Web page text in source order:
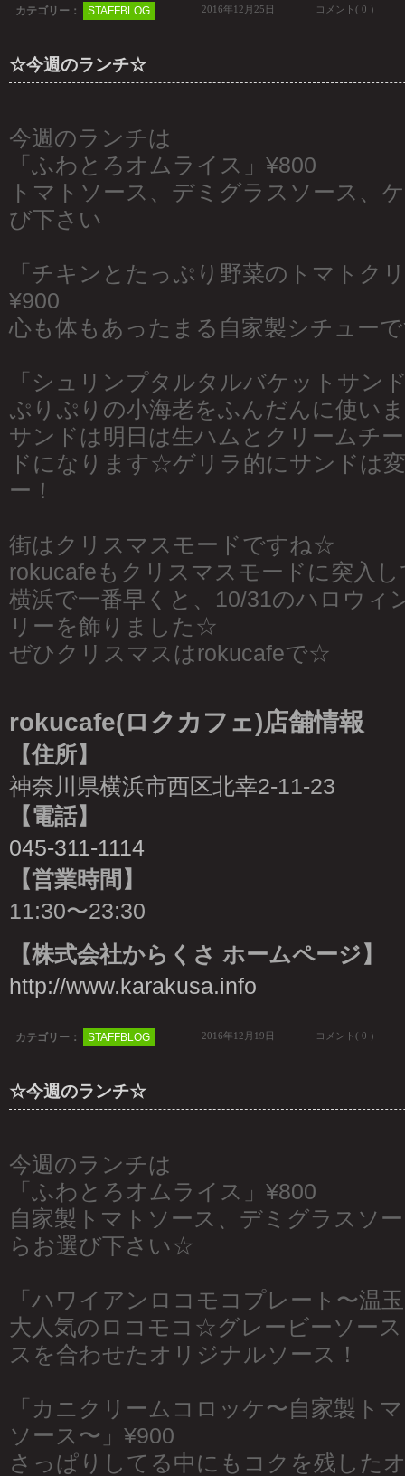
カテゴリー： STAFFBLOG 2016年12月25日 コメント( 0 ）
☆今週のランチ☆
今週のランチは
「ふわとろオムライス」¥800
トマトソース、デミグラスソース、
び下さい
「チキンとたっぷり野菜のトマトク
¥900
心も体もあったまる自家製シチュー
「シュリンプタルタルバケットサン
ぷりぷりの小海老をふんだんに使い
サンドは明日は生ハムとクリームチ
ドになります☆ゲリラ的にサンドは
ー！
街はクリスマスモードですね☆
rokucafeもクリスマスモードに突入
横浜で一番早くと、10/31のハロウィ
リーを飾りました☆
ぜひクリスマスはrokucafeで☆
rokucafe(ロクカフェ)店舗情報
【住所】
神奈川県横浜市西区北幸2-11-23
【電話】
045-311-1114
【営業時間】
11:30〜23:30
【株式会社からくさ ホームページ】
http://www.karakusa.info
カテゴリー： STAFFBLOG 2016年12月19日 コメント( 0 ）
☆今週のランチ☆
今週のランチは
「ふわとろオムライス」¥800
自家製トマトソース、デミグラスソ
らお選び下さい☆
「ハワイアンロコモコプレート〜温
大人気のロコモコ☆グレービーソー
スを合わせたオリジナルソース！
「カニクリームコロッケ〜自家製ト
ソース〜」¥900
さっぱりしてる中にもコクを残した